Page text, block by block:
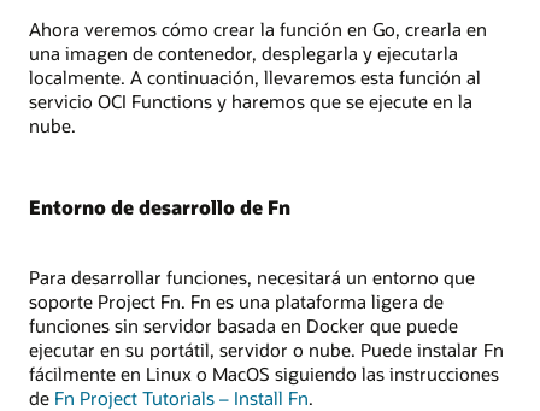
Ahora veremos cómo crear la función en Go, crearla en
una imagen de contenedor, desplegarla y ejecutarla
localmente. A continuación, llevaremos esta función al
servicio OCI Functions y haremos que se ejecute en la
nube.
Entorno de desarrollo de Fn
Para desarrollar funciones, necesitará un entorno que
soporte Project Fn. Fn es una plataforma ligera de
funciones sin servidor basada en Docker que puede
ejecutar en su portátil, servidor o nube. Puede instalar Fn
fácilmente en Linux o MacOS siguiendo las instrucciones
de Fn Project Tutorials – Install Fn.